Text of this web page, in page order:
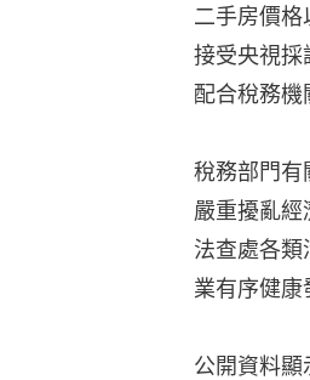
二手房價
接受央視採
配合稅務機
稅務部門有
嚴重擾亂
法查處各
業有序健康
公開資料